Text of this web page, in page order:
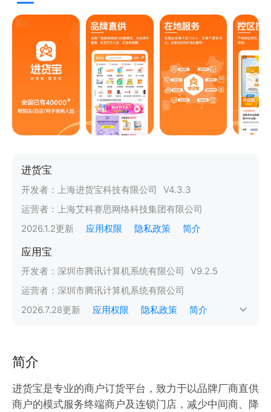
进货宝
开发者： 上海进货宝科技有限公司 V4.3.3
运营者： 上海艾科赛思网络科技集团有限公司
2026.1.2更新 应用权限 隐私政策 简介
应用宝
开发者： 深圳市腾讯计算机系统有限公司 V9.2.5
运营者： 深圳市腾讯计算机系统有限公司
2026.7.28更新 应用权限 隐私政策 简介
简介
进货宝是专业的商户订货平台，致力于以品牌厂商直供
商户的模式服务终端商户及连锁门店，减少中间商、降